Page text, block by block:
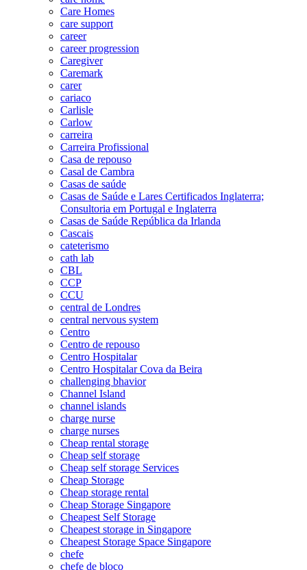
Care Homes
care support
career
career progression
Caregiver
Caremark
carer
cariaco
Carlisle
Carlow
carreira
Carreira Profissional
Casa de repouso
Casal de Cambra
Casas de saúde
Casas de Saúde e Lares Certificados Inglaterra;
Consultoria em Portugal e Inglaterra
Casas de Saúde República da Irlanda
Cascais
cateterismo
cath lab
CBL
CCP
CCU
central de Londres
central nervous system
Centro
Centro de repouso
Centro Hospitalar
Centro Hospitalar Cova da Beira
challenging bhavior
Channel Island
channel islands
charge nurse
charge nurses
Cheap rental storage
Cheap self storage
Cheap self storage Services
Cheap Storage
Cheap storage rental
Cheap Storage Singapore
Cheapest Self Storage
Cheapest storage in Singapore
Cheapest Storage Space Singapore
chefe
chefe de bloco